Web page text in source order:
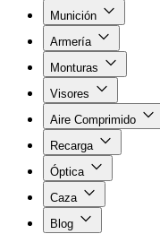
Munición
Armería
Monturas
Visores
Aire Comprimido
Recarga
Óptica
Caza
Blog